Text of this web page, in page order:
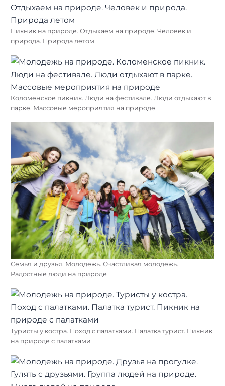
Пикник на природе. Отдыхаем на природе. Человек и
природа. Природа летом
Коломенское пикник. Люди на фестивале. Люди отдыхают в
парке. Массовые мероприятия на природе
Семья и друзья. Молодежь. Счастливая молодежь.
Радостные люди на природе
Туристы у костра. Поход с палатками. Палатка турист. Пикник
на природе с палатками